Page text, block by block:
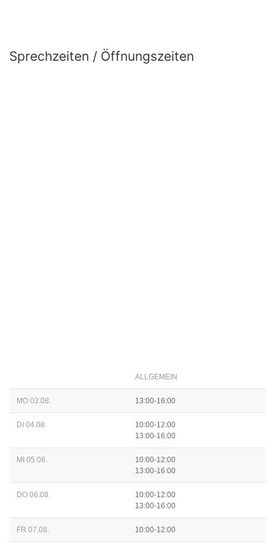
Sprechzeiten / Öffnungszeiten
ALLGEMEIN
MO 03.08. 13:00-16:00
DI 04.08.
10:00-12:00
13:00-16:00
MI 05.08.
10:00-12:00
13:00-16:00
DO 06.08.
10:00-12:00
13:00-16:00
FR 07.08. 10:00-12:00